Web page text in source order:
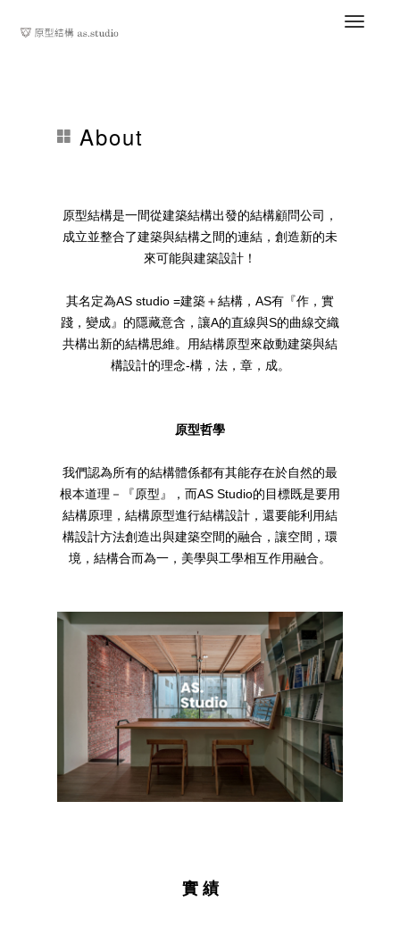
About
原型結構是一間從建築結構出發的結構顧問公司，
成立並整合了建築與結構之間的連結，創造新的未
來可能與建築設計！
其名定為AS studio =建築＋結構，AS有『作，實
踐，變成』的隱藏意含，讓A的直線與S的曲線交織
共構出新的結構思維。用結構原型來啟動建築與結
構設計的理念-構，法，章，成。
原型哲學
我們認為所有的結構體係都有其能存在於自然的最
根本道理－『原型』，而AS Studio的目標既是要用
結構原理，結構原型進行結構設計，還要能利用結
構設計方法創造出與建築空間的融合，讓空間，環
境，結構合而為一，美學與工學相互作用融合。
實 績